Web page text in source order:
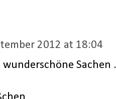
2012 at 18:04
wunderschöne Sachen